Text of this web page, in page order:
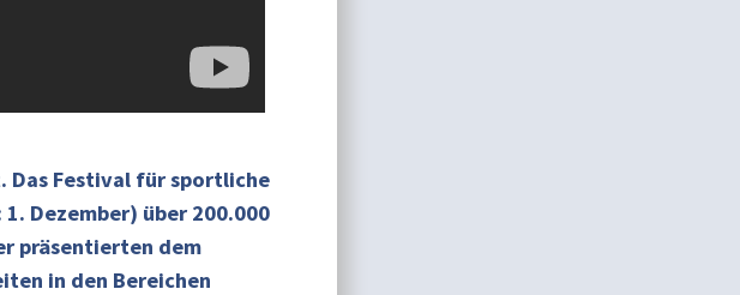
Das Festival für sportliche
Dezember) über 200.000
präsentierten dem
in den Bereichen